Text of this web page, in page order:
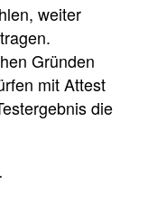
weiter
Gründen
mit Attest
die